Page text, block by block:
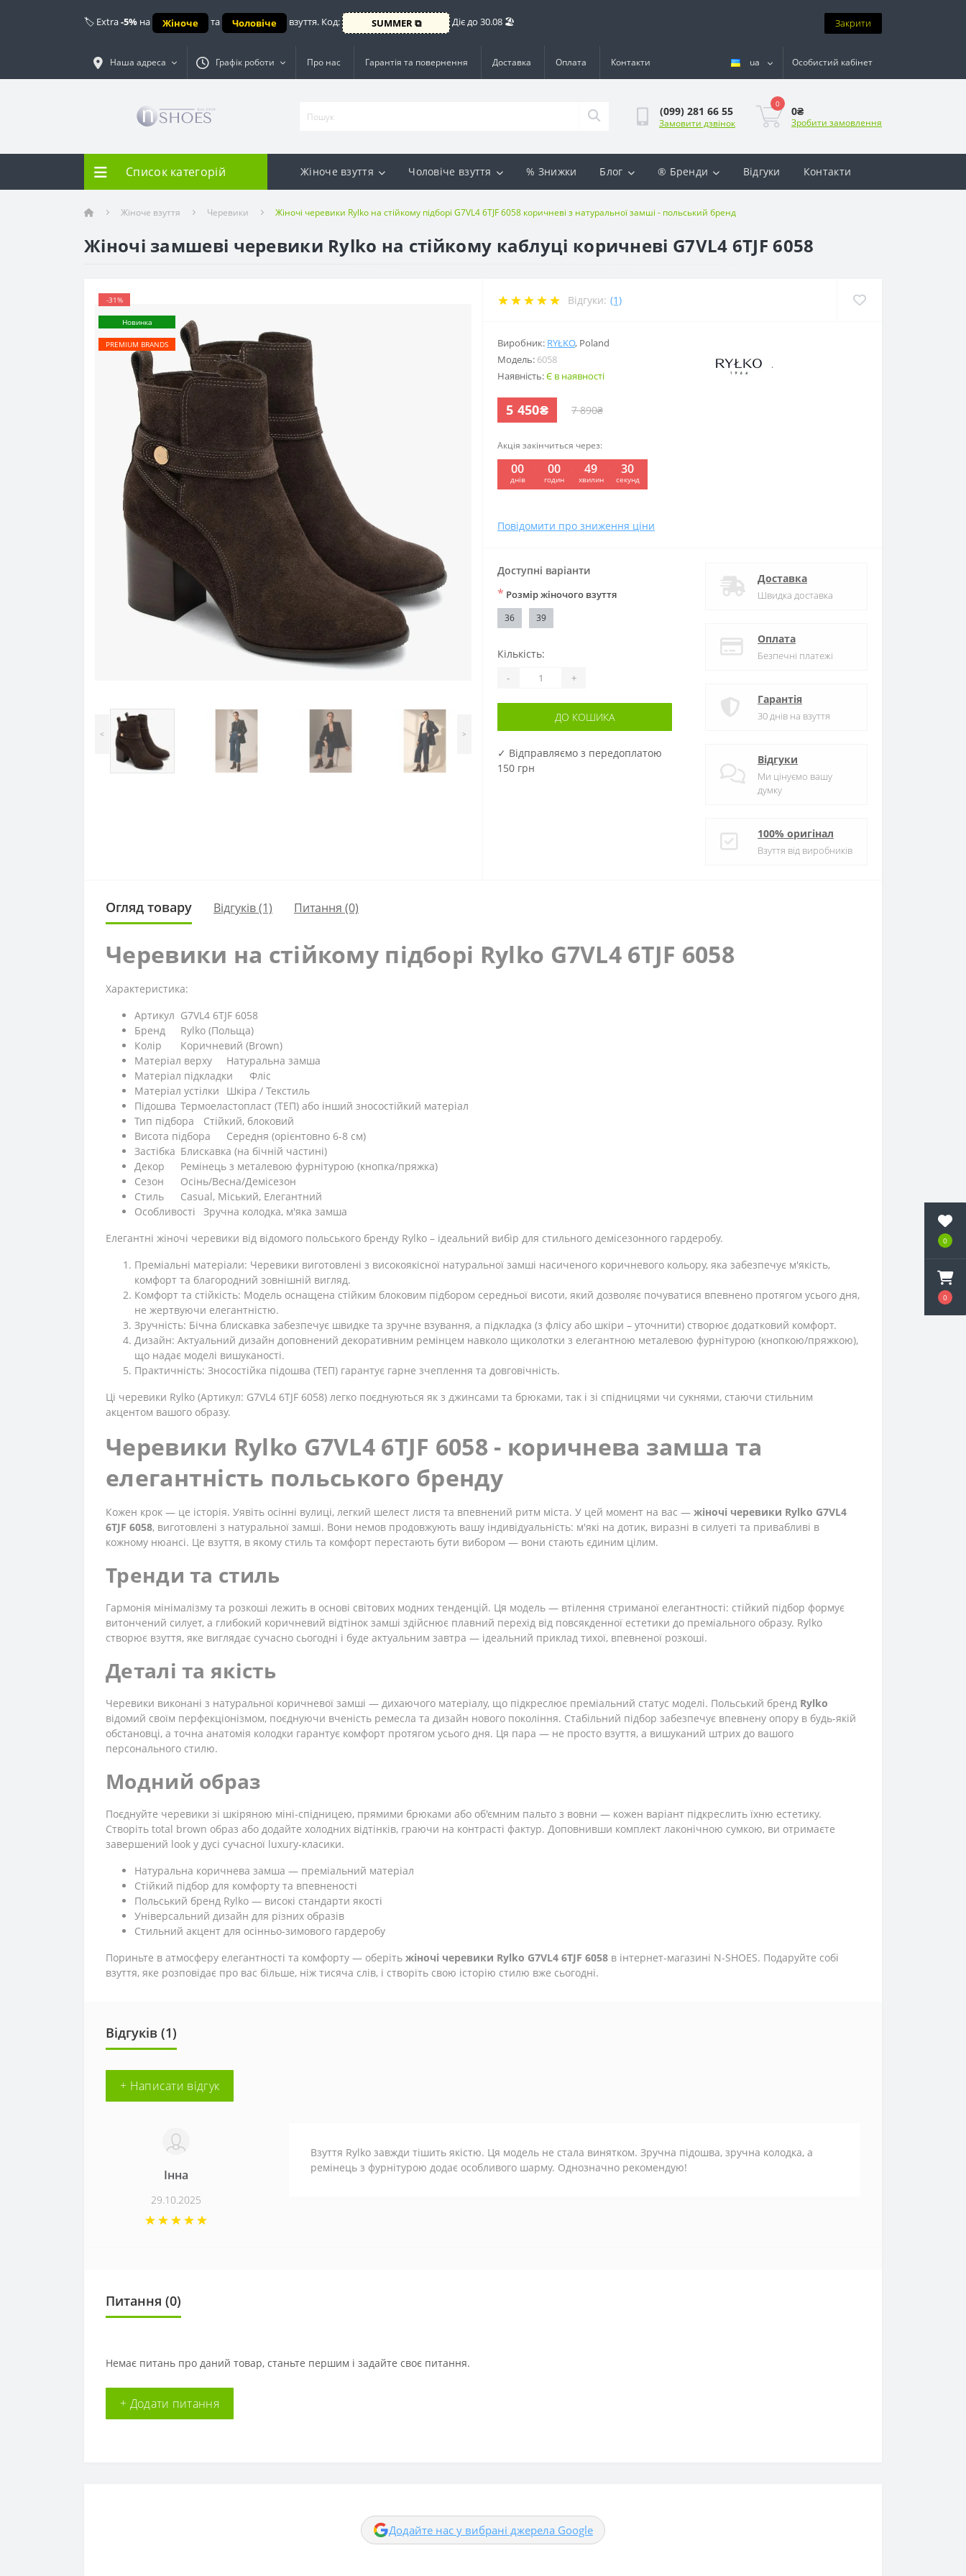
0
0
🏷️ Extra-5% на Жіноче та Чоловіче взуття. Код: SUMMER ⧉ Діє до 30.08 🏖️ Закрити
Наша адреса Графік роботи Про нас Гарантія та повернення Доставка Оплата Контакти ua Особистий кабінет
(099) 281 66 55
Замовити дзвінок
0
0₴
Зробити замовлення
Список категорій Жіноче взуття Чоловіче взуття % Знижки Блог ® Бренди Відгуки Контакти
Жіноче взуття Черевики Жіночі черевики Rylko на стійкому підборі G7VL4 6TJF 6058 коричневі з натуральної замші - польський бренд
Жіночі замшеві черевики Rylko на стійкому каблуці коричневі G7VL4 6TJF 6058
-31%
Новинка
PREMIUM BRANDS
< >
Відгуки: (1)
Виробник: RYŁKO, Poland
Модель: 6058
Наявність:Є в наявності
5 450₴ 7 890₴
Акція закінчиться через:
00
днів
00
годин
49
хвилин
29
секунд
Повідомити про зниження ціни
.
Доступні варіанти
* Розмір жіночого взуття
36 39
Кількість:
- +
ДО КОШИКА
✓ Відправляємо з передоплатою
150 грн
Доставка
Швидка доставка
Оплата
Безпечні платежі
Гарантія
30 днів на взуття
Відгуки
Ми цінуємо вашу
думку
100% оригінал
Взуття від виробників
Огляд товару Відгуків (1) Питання (0)
Черевики на стійкому підборі Rylko G7VL4 6TJF 6058
Характеристика:
Артикул G7VL4 6TJF 6058
Бренд
Rylko (Польща)
Колір
Коричневий (Brown)
Матеріал верху
Натуральна замша
Матеріал підкладки
Фліс
Матеріал устілки
Шкіра / Текстиль
Підошва Термоеластопласт (ТЕП) або інший зносостійкий матеріал
Тип підбора
Стійкий, блоковий
Висота підбора
Середня (орієнтовно 6-8 см)
Застібка Блискавка (на бічній частині)
Декор
Ремінець з металевою фурнітурою (кнопка/пряжка)
Сезон
Осінь/Весна/Демісезон
Стиль
Casual, Міський, Елегантний
Особливості
Зручна колодка, м'яка замша
Елегантні жіночі черевики від відомого польського бренду Rylko – ідеальний вибір для стильного демісезонного гардеробу.
Преміальні матеріали: Черевики виготовлені з високоякісної натуральної замші насиченого коричневого кольору, яка забезпечує м'якість,
комфорт та благородний зовнішній вигляд.
Комфорт та стійкість: Модель оснащена стійким блоковим підбором середньої висоти, який дозволяє почуватися впевнено протягом усього дня,
не жертвуючи елегантністю.
Зручність: Бічна блискавка забезпечує швидке та зручне взування, а підкладка (з флісу або шкіри – уточнити) створює додатковий комфорт.
Дизайн: Актуальний дизайн доповнений декоративним ремінцем навколо щиколотки з елегантною металевою фурнітурою (кнопкою/пряжкою),
що надає моделі вишуканості.
Практичність: Зносостійка підошва (ТЕП) гарантує гарне зчеплення та довговічність.
Ці черевики Rylko (Артикул: G7VL4 6TJF 6058) легко поєднуються як з джинсами та брюками, так і зі спідницями чи сукнями, стаючи стильним
акцентом вашого образу.
Черевики Rylko G7VL4 6TJF 6058 - коричнева замша та
елегантність польського бренду
Кожен крок — це історія. Уявіть осінні вулиці, легкий шелест листя та впевнений ритм міста. У цей момент на вас — жіночі черевики Rylko G7VL4
6TJF 6058, виготовлені з натуральної замші. Вони немов продовжують вашу індивідуальність: м'які на дотик, виразні в силуеті та привабливі в
кожному нюансі. Це взуття, в якому стиль та комфорт перестають бути вибором — вони стають єдиним цілим.
Тренди та стиль
Гармонія мінімалізму та розкоші лежить в основі світових модних тенденцій. Ця модель — втілення стриманої елегантності: стійкий підбор формує
витончений силует, а глибокий коричневий відтінок замші здійснює плавний перехід від повсякденної естетики до преміального образу. Rylko
створює взуття, яке виглядає сучасно сьогодні і буде актуальним завтра — ідеальний приклад тихої, впевненої розкоші.
Деталі та якість
Черевики виконані з натуральної коричневої замші — дихаючого матеріалу, що підкреслює преміальний статус моделі. Польський бренд Rylko
відомий своїм перфекціонізмом, поєднуючи вченість ремесла та дизайн нового покоління. Стабільний підбор забезпечує впевнену опору в будь-якій
обстановці, а точна анатомія колодки гарантує комфорт протягом усього дня. Ця пара — не просто взуття, а вишуканий штрих до вашого
персонального стилю.
Модний образ
Поєднуйте черевики зі шкіряною міні-спідницею, прямими брюками або об'ємним пальто з вовни — кожен варіант підкреслить їхню естетику.
Створіть total brown образ або додайте холодних відтінків, граючи на контрасті фактур. Доповнивши комплект лаконічною сумкою, ви отримаєте
завершений look у дусі сучасної luxury-класики.
Натуральна коричнева замша — преміальний матеріал
Стійкий підбор для комфорту та впевненості
Польський бренд Rylko — високі стандарти якості
Універсальний дизайн для різних образів
Стильний акцент для осінньо-зимового гардеробу
Пориньте в атмосферу елегантності та комфорту — оберіть жіночі черевики Rylko G7VL4 6TJF 6058 в інтернет-магазині N-SHOES. Подаруйте собі
взуття, яке розповідає про вас більше, ніж тисяча слів, і створіть свою історію стилю вже сьогодні.
Відгуків (1)
+ Написати відгук
Інна
29.10.2025
Взуття Rylko завжди тішить якістю. Ця модель не стала винятком. Зручна підошва, зручна колодка, а
ремінець з фурнітурою додає особливого шарму. Однозначно рекомендую!
Питання (0)
Немає питань про даний товар, станьте першим і задайте своє питання.
+ Додати питання
Додайте нас у вибрані джерела Google